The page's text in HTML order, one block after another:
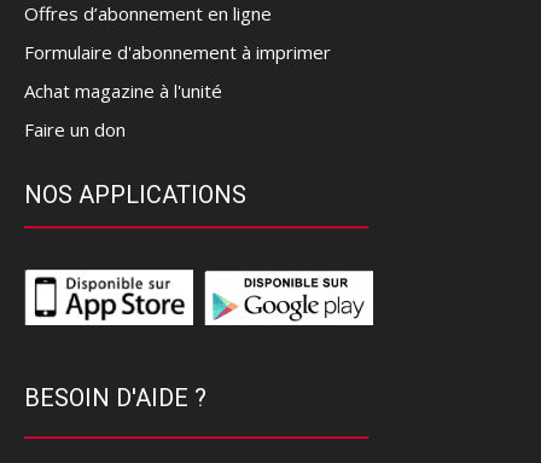
Offres d’abonnement en ligne
Formulaire d'abonnement à imprimer
Achat magazine à l'unité
Faire un don
NOS APPLICATIONS
BESOIN D'AIDE ?